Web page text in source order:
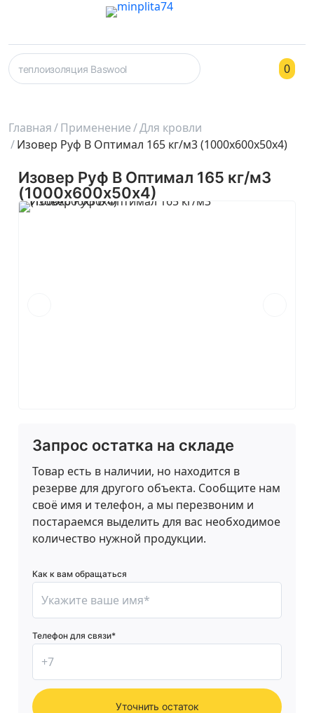
0
Главная Применение Для кровли
Изовер Руф В Оптимал 165 кг/м3 (1000х600х50х4)
Изовер Руф В Оптимал 165 кг/м3
(1000х600х50х4)
Запрос остатка на складе
Товар есть в наличии, но находится в
резерве для другого объекта. Сообщите нам
своё имя и телефон, а мы перезвоним и
постараемся выделить для вас необходимое
количество нужной продукции.
Как к вам обращаться
Телефон для связи*
Уточнить остаток